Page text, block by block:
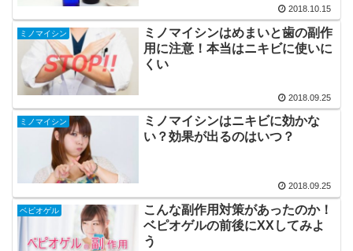
2018.10.15
ミノマイシン
ミノマイシンはめまいと歯の副作
用に注意！本当はニキビに使いに
くい
2018.09.25
ミノマイシン
ミノマイシンはニキビに効かな
い？効果が出るのはいつ？
2018.09.25
ベピオゲル
こんな副作用対策があったのか！
ベピオゲルの前後にXXしてみよ
う